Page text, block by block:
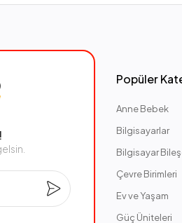
Popüler
Anne Bebek
Bilgisayarlar
Bilgisayar
Çevre Birimleri
Ev ve Yaşam
Güç Üniteleri